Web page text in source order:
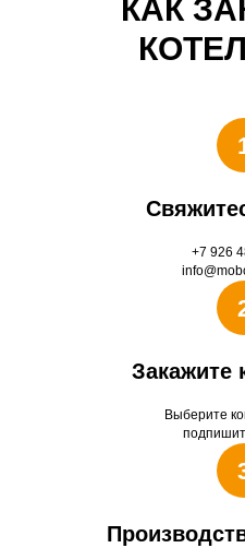
КАК
+7 926
Закажите
Выберите